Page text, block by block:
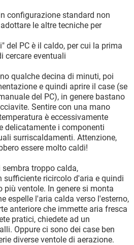
configurazione standard non
le altre tecniche per
del PC è il caldo, per cui la prima
cercare eventuali
qualche decina di minuti, poi
e quindi aprire il case (se
del PC), in genere bastano
Sentire con una mano
è eccessivamente
delicatamente i componenti
surriscaldamenti. Attenzione,
essere molto caldi!
troppo calda,
sufficiente ricircolo d'aria e quindi
più ventole. In genere si monta
espelle l'aria calda verso l'esterno,
anteriore che immette aria fresca
pratici, chiedete ad un
Oppure ci sono dei case ben
diverse ventole di aerazione.